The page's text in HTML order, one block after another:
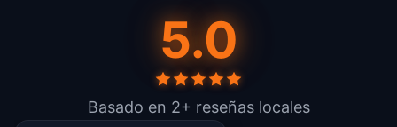
5.0
Basado en 2+ reseñas locales